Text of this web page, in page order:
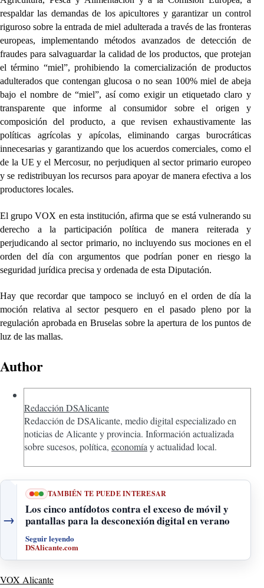
respaldar las demandas de los apicultores y garantizar un control
riguroso sobre la entrada de miel adulterada a través de las fronteras
europeas, implementando métodos avanzados de detección de
fraudes para salvaguardar la calidad de los productos, que protejan
el término “miel”, prohibiendo la comercialización de productos
adulterados que contengan glucosa o no sean 100% miel de abeja
bajo el nombre de “miel”, así como exigir un etiquetado claro y
transparente que informe al consumidor sobre el origen y
composición del producto, a que revisen exhaustivamente las
políticas agrícolas y apícolas, eliminando cargas burocráticas
innecesarias y garantizando que los acuerdos comerciales, como el
de la UE y el Mercosur, no perjudiquen al sector primario europeo
y se redistribuyan los recursos para apoyar de manera efectiva a los
productores locales.
El grupo VOX en esta institución, afirma que se está vulnerando su
derecho a la participación política de manera reiterada y
perjudicando al sector primario, no incluyendo sus mociones en el
orden del día con argumentos que podrían poner en riesgo la
seguridad jurídica precisa y ordenada de esta Diputación.
Hay que recordar que tampoco se incluyó en el orden de día la
moción relativa al sector pesquero en el pasado pleno por la
regulación aprobada en Bruselas sobre la apertura de los puntos de
luz de las mallas.
Author
Redacción DSAlicante
Redacción de DSAlicante, medio digital especializado en
noticias de Alicante y provincia. Información actualizada
sobre sucesos, política, economía y actualidad local.
→
TAMBIÉN TE PUEDE INTERESAR
Los cinco antídotos contra el exceso de móvil y
pantallas para la desconexión digital en verano
Seguir leyendo
DSAlicante.com
VOX Alicante